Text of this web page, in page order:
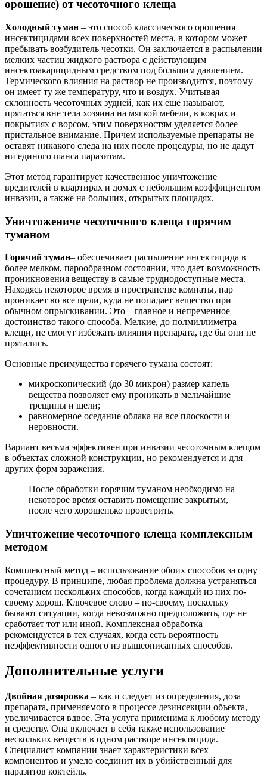
орошение) от чесоточного клеща
Холодный туман – это способ классического орошения
инсектицидами всех поверхностей места, в котором может
пребывать возбудитель чесотки. Он заключается в распылении
мелких частиц жидкого раствора с действующим
инсектоакарицидным средством под большим давлением.
Термического влияния на раствор не производится, поэтому
он имеет ту же температуру, что и воздух. Учитывая
склонность чесоточных зудней, как их еще называют,
прятаться вне тела хозяина на мягкой мебели, в коврах и
покрытиях с ворсом, этим поверхностям уделяется более
пристальное внимание. Причем используемые препараты не
оставят никакого следа на них после процедуры, но не дадут
ни единого шанса паразитам.
Этот метод гарантирует качественное уничтожение
вредителей в квартирах и домах с небольшим коэффициентом
инвазии, а также на больших, открытых площадях.
Уничтожениче чесоточного клеща горячим
туманом
Горячий туман– обеспечивает распыление инсектицида в
более мелком, парообразном состоянии, что дает возможность
проникновения веществу в самые труднодоступные места.
Находясь некоторое время в пространстве комнаты, пар
проникает во все щели, куда не попадает вещество при
обычном опрыскивании. Это – главное и непременное
достоинство такого способа. Мелкие, до полмиллиметра
клещи, не смогут избежать влияния препарата, где бы они не
прятались.
Основные преимущества горячего тумана состоят:
микроскопический (до 30 микрон) размер капель
вещества позволяет ему проникать в мельчайшие
трещины и щели;
равномерное оседание облака на все плоскости и
неровности.
Вариант весьма эффективен при инвазии чесоточным клещом
в объектах сложной конструкции, но рекомендуется и для
других форм заражения.
После обработки горячим туманом необходимо на
некоторое время оставить помещение закрытым,
после чего хорошенько проветрить.
Уничтожение чесоточного клеща комплексным
методом
Комплексный метод – использование обоих способов за одну
процедуру. В принципе, любая проблема должна устраняться
сочетанием нескольких способов, когда каждый из них по-
своему хорош. Ключевое слово – по-своему, поскольку
бывают ситуации, когда невозможно предположить, где не
сработает тот или иной. Комплексная обработка
рекомендуется в тех случаях, когда есть вероятность
неэффективности одного из вышеописанных способов.
Дополнительные услуги
Двойная дозировка – как и следует из определения, доза
препарата, применяемого в процессе дезинсекции объекта,
увеличивается вдвое. Эта услуга применима к любому методу
и средству. Она включает в себя также использование
нескольких веществ в одном растворе инсектицида.
Специалист компании знает характеристики всех
компонентов и умело соединит их в убийственный для
паразитов коктейль.